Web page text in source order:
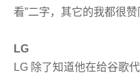
看”二字，其它的我都很赞
LG
LG 除了知道他在给谷歌